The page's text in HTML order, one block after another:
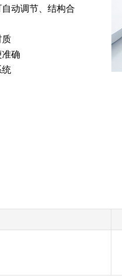
动调节、结构合
质
确
统